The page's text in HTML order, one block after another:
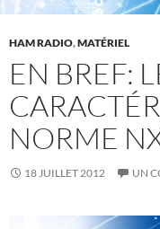
HAM RADIO,MATÉRIEL
EN BREF:
NORME
18 JUILLET 2012 UN